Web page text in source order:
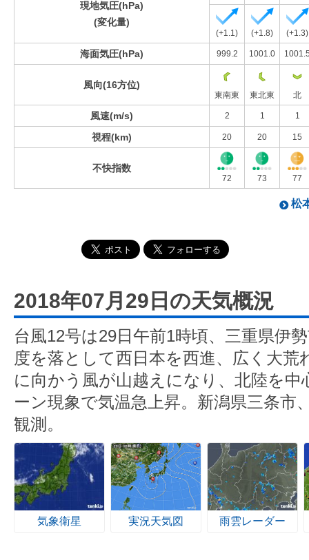
現地気圧(hPa)
(変化量)
(+1.1) (+1.8) (+1.3)
海面気圧(hPa) 999.2 1001.0
風向(16方位)
東南東 東北東 北
風速(m/s) 2 1 1
視程(km) 20 20 15
不快指数
72 73 77
松
2018年07月29日の天気概況
台風12号は29日午前1時頃、三重県伊
度を落として西日本を西進、広く大荒
に向かう風が山越えになり、北陸を
ーン現象で気温急上昇。新潟県三条市
観測。
気象衛星 実況天気図 雨雲レーダー